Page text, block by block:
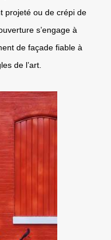
projeté ou de crépi de
s’engage à
de façade fiable à
de l’art.